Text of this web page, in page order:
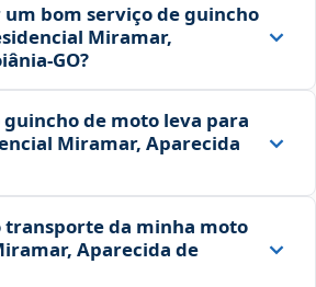
bom serviço de guincho
Miramar,
de moto leva para
Miramar, Aparecida
transporte da minha moto
Aparecida de